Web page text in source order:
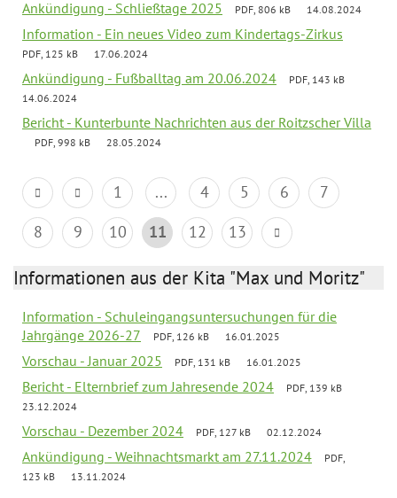
Ankündigung - Schließtage 2025 PDF, 806 kB 14.08.2024
Information - Ein neues Video zum Kindertags-Zirkus
PDF, 125 kB 17.06.2024
Ankündigung - Fußballtag am 20.06.2024
PDF, 143 kB
14.06.2024
Bericht - Kunterbunte Nachrichten aus der Roitzscher Villa
PDF, 998 kB 28.05.2024
1 ... 4 5 6
7
8
9 10 11 12 13
Informationen aus der Kita "Max und Moritz"
Information - Schuleingangsuntersuchungen für die
Jahrgänge 2026-27
PDF, 126 kB 16.01.2025
Vorschau - Januar 2025 PDF, 131 kB 16.01.2025
Bericht - Elternbrief zum Jahresende 2024
PDF, 139 kB
23.12.2024
Vorschau - Dezember 2024 PDF, 127 kB 02.12.2024
Ankündigung - Weihnachtsmarkt am 27.11.2024
PDF,
123 kB
13.11.2024